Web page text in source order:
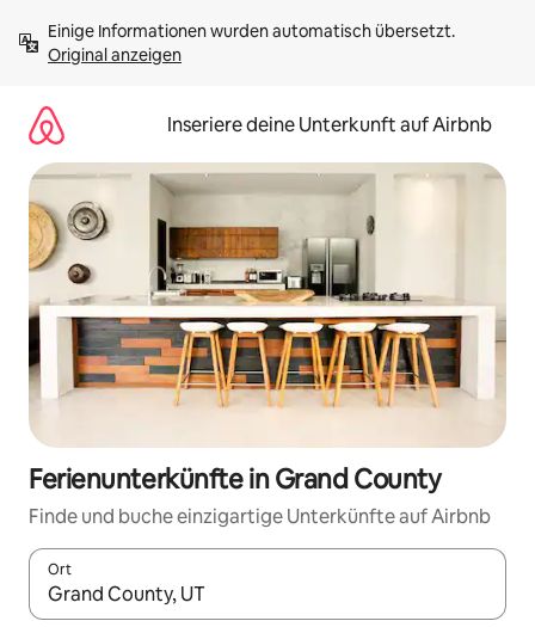
Inhalten
springenOriginal anzeigen
Inseriere deine Unterkunft auf Airbnb
Ferienunterkünfte in Grand County
Finde und buche einzigartige Unterkünfte auf Airbnb
Ort
Wenn Ergebnisse verfügbar sind, navigiere mit den